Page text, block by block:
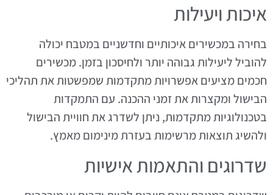
איכות ויעילות
בחירה במכשירים איכותיים וחדשניים במטבח יכולה
להוביל ליעילות גבוהה יותר ולחיסכון בזמן. מכשירים
חכמים מציעים אפשרויות מתקדמות שמפשטות את תהליכי
הבישול ומקצרות את זמני ההכנה. עם התמקדות
בטכנולוגיות מתקדמות, ניתן לשדרג את חוויית הבישול
ולהשיג תוצאות מרשימות בעזרת מינימום מאמץ.
שדרוגים והתאמות אישיות